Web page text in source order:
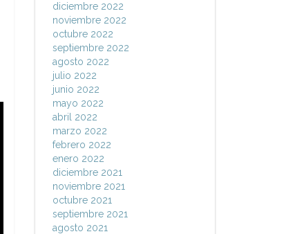
diciembre 2022
noviembre 2022
octubre 2022
septiembre 2022
agosto 2022
julio 2022
junio 2022
mayo 2022
abril 2022
marzo 2022
febrero 2022
enero 2022
diciembre 2021
noviembre 2021
octubre 2021
septiembre 2021
agosto 2021